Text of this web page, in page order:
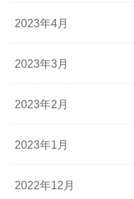
2023年4月
2023年3月
2023年2月
2023年1月
2022年12月